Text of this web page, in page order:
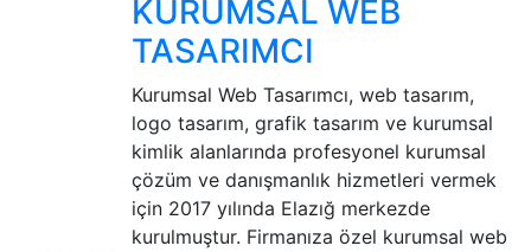
KURUMSAL WEB
TASARIMCI
Kurumsal Web Tasarımcı, web tasarım,
logo tasarım, grafik tasarım ve kurumsal
kimlik alanlarında profesyonel kurumsal
çözüm ve danışmanlık hizmetleri vermek
için 2017 yılında Elazığ merkezde
kurulmuştur. Firmanıza özel kurumsal web